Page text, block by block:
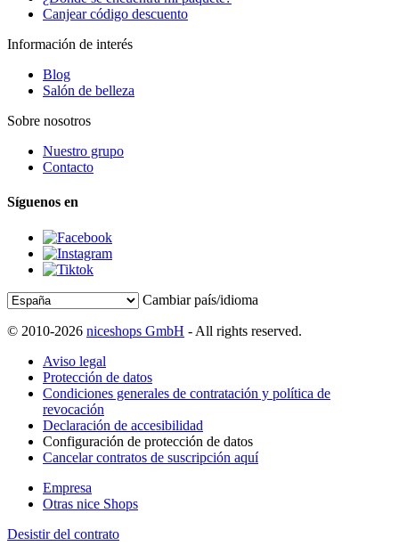
Canjear código descuento
Información de interés
Blog
Salón de belleza
Sobre nosotros
Nuestro grupo
Contacto
Síguenos en
Cambiar país/idioma
© 2010-2026 niceshops GmbH - All rights reserved.
Aviso legal
Protección de datos
Condiciones generales de contratación y política de
revocación
Declaración de accesibilidad
Configuración de protección de datos
Cancelar contratos de suscripción aquí
Empresa
Otras nice Shops
Desistir del contrato